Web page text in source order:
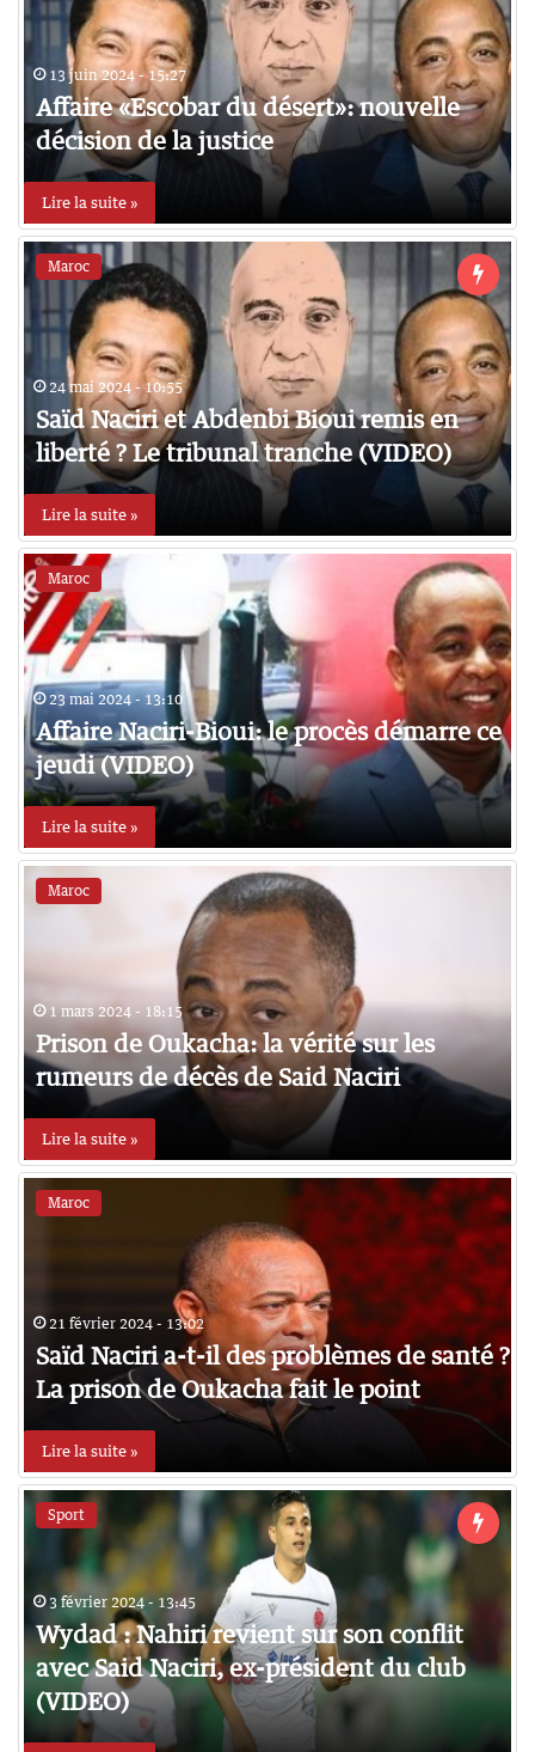
13 juin 2024 - 15:27
Affaire «Escobar du désert»: nouvelle
décision de la justice
Lire la suite »
Maroc
24 mai 2024 - 10:55
Saïd Naciri et Abdenbi Bioui remis en
liberté ? Le tribunal tranche (VIDEO)
Lire la suite »
Maroc
23 mai 2024 - 13:10
Affaire Naciri-Bioui: le procès démarre ce
jeudi (VIDEO)
Lire la suite »
Maroc
1 mars 2024 - 18:15
Prison de Oukacha: la vérité sur les
rumeurs de décès de Said Naciri
Lire la suite »
Maroc
21 février 2024 - 13:02
Saïd Naciri a-t-il des problèmes de santé ?
La prison de Oukacha fait le point
Lire la suite »
Sport
3 février 2024 - 13:45
Wydad : Nahiri revient sur son conflit
avec Said Naciri, ex-président du club
(VIDEO)